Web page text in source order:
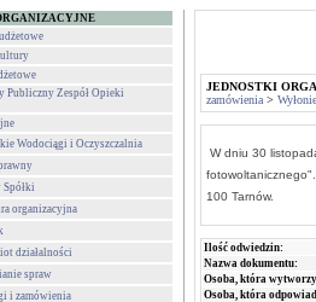
Publiczny Zespół Opieki
Wodociągi i Oczyszczalnia
Spółki
organizacyjna
działalności
spraw
i zamówienia
JEDNOSTKI
zamówienia >
W dniu 30
100 Tarnów.
Ilość odwiedzin:
Nazwa dokumentu:
Osoba, która
Osoba, która